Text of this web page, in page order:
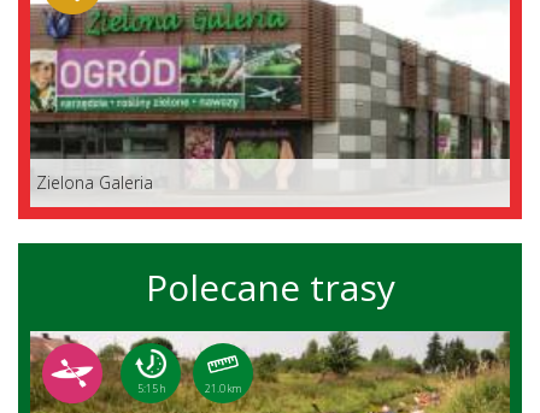
Zielona Galeria
Polecane trasy
5:15 h 21.0 km